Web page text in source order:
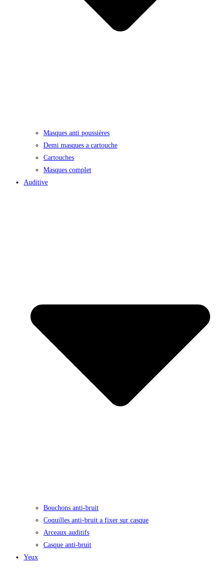
Masques anti poussières
Demi masques a cartouche
Cartouches
Masques complet
Auditive
Bouchons anti-bruit
Coquilles anti-bruit a fixer sur casque
Arceaux auditifs
Casque anti-bruit
Yeux